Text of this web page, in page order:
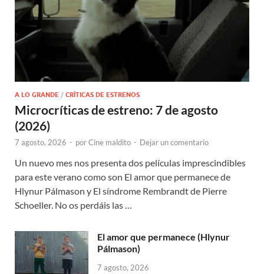
A LO GRANDE / CRÍTICAS DE ESTRENOS
Microcríticas de estreno: 7 de agosto
(2026)
7 agosto, 2026 - porCine maldito - Dejar un comentario
Un nuevo mes nos presenta dos películas imprescindibles
para este verano como son El amor que permanece de
Hlynur Pálmason y El síndrome Rembrandt de Pierre
Schoeller. No os perdáis las …
El amor que permanece (Hlynur
Pálmason)
7 agosto, 2026